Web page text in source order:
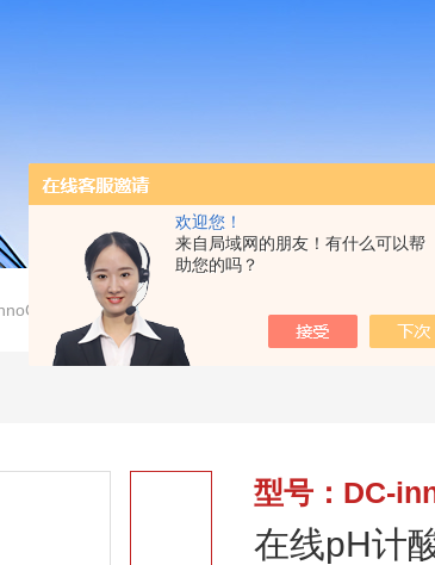
欢迎您！
来自局域网的朋友！有什么可以帮
助您的吗？
在线pH计酸度计
型号：DC-
在线pH计